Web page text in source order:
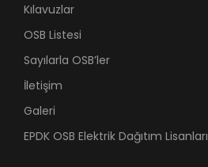
Kılavuzlar
OSB Listesi
Sayılarla OSB’ler
İletişim
Galeri
EPDK OSB Elektrik Dağıtım Lisanları